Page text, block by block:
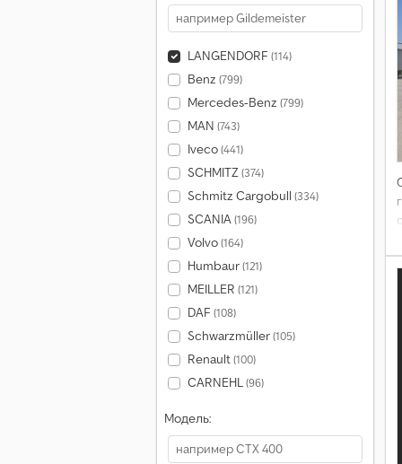
LANGENDORF (114)
Benz (799)
Mercedes-Benz (799)
MAN (743)
Iveco(441)
SCHMITZ(374)
Schmitz Cargobull (334)
SCANIA(196)
Volvo(164)
Humbaur(121)
MEILLER (121)
DAF (108)
Schwarzmüller(105)
Renault(100)
CARNEHL(96)
Модель: